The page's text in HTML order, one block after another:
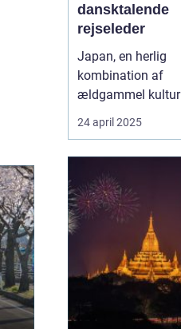
dansktalende
rejseleder
Japan, en herlig
kombination af
ældgammel
moderne
en destination, der
hele verden. For
rejsende bliver
oplevelsen ekstra
når de har en
der taler deres eget
sprog. ...
24 april 2025